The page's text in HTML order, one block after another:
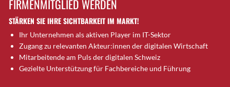
Brütten
Bubendorf
Bubikon
Buchs (SG)
Burgdorf
FIRMENMITGLIED WERDEN
STÄRKEN SIE IHRE SICHTBARKEIT IM MARKT!
Ihr Unternehmen als aktiven Player im IT-Sektor
Zugang zu relevanten Akteur:innen der digitalen Wirtschaft
Mitarbeitende am Puls der digitalen Schweiz
Gezielte Unterstützung für Fachbereiche und Führung